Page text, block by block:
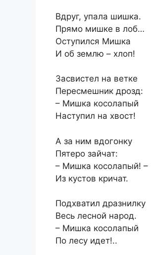
Вдруг, упала шишка.
Прямо мишке в лоб…
Оступился Мишка
И об землю – хлоп!
Засвистел на ветке
Пересмешник дрозд:
– Мишка косолапый
Наступил на хвост!
А за ним вдогонку
Пятеро зайчат:
– Мишка косолапый! –
Из кустов кричат.
Подхватил дразнилку
Весь лесной народ.
– Мишка косолапый
По лесу идет!..